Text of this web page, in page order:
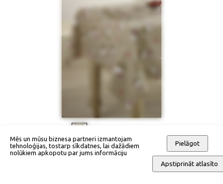
6 salvetes
Mēs un mūsu biznesa partneri izmantojam
tehnoloģijas, tostarp sīkdatnes, lai dažādiem
nolūkiem apkopotu par jums informāciju
Pielāgot
Apstiprināt atlasīto